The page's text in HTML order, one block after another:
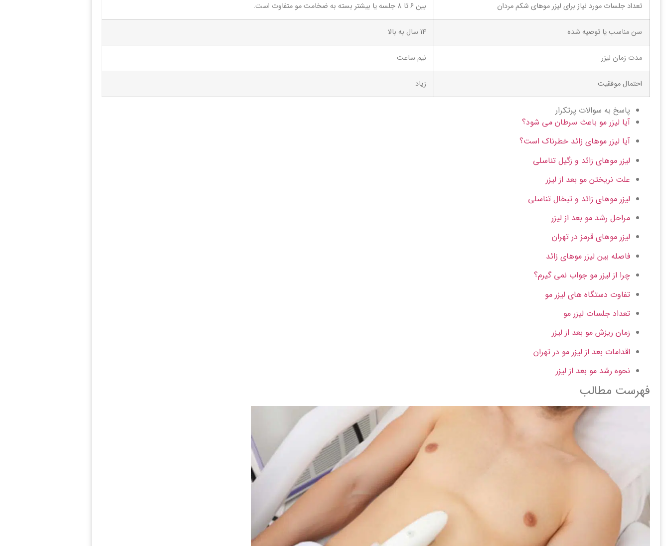
تعداد جلسات مورد نیاز برای لیزر موهای شکم مردان بین 6 تا 8 جلسه یا بیشتر بسته به ضخامت مو متفاوت است.
سن مناسب یا توصیه شده 14 سال به بالا
مدت زمان لیزر نیم ساعت
احتمال موفقیت زیاد
پاسخ به سوالات پرتکرار
آیا لیزر مو باعث سرطان می شود؟
آیا لیزر موهای زائد خطرناک است؟
لیزر موهای زائد و زگیل تناسلی
علت نریختن مو بعد از لیزر
لیزر موهای زائد و تبخال تناسلی
مراحل رشد مو بعد از لیزر
لیزر موهای قرمز در تهران
فاصله بین لیزر موهای زائد
چرا از لیزر مو جواب نمی گیرم؟
تفاوت دستگاه های لیزر مو
تعداد جلسات لیزر مو
زمان ریزش مو بعد از لیزر
اقدامات بعد از لیزر مو در تهران
نحوه رشد مو بعد از لیزر
فهرست مطالب